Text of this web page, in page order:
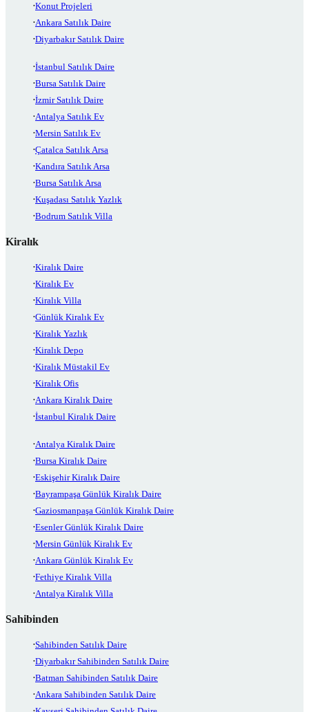
Konut Projeleri
Ankara Satılık Daire
Diyarbakır Satılık Daire
İstanbul Satılık Daire
Bursa Satılık Daire
İzmir Satılık Daire
Antalya Satılık Ev
Mersin Satılık Ev
Çatalca Satılık Arsa
Kandıra Satılık Arsa
Bursa Satılık Arsa
Kuşadası Satılık Yazlık
Bodrum Satılık Villa
Kiralık
Kiralık Daire
Kiralık Ev
Kiralık Villa
Günlük Kiralık Ev
Kiralık Yazlık
Kiralık Depo
Kiralık Müstakil Ev
Kiralık Ofis
Ankara Kiralık Daire
İstanbul Kiralık Daire
Antalya Kiralık Daire
Bursa Kiralık Daire
Eskişehir Kiralık Daire
Bayrampaşa Günlük Kiralık Daire
Gaziosmanpaşa Günlük Kiralık Daire
Esenler Günlük Kiralık Daire
Mersin Günlük Kiralık Ev
Ankara Günlük Kiralık Ev
Fethiye Kiralık Villa
Antalya Kiralık Villa
Sahibinden
Sahibinden Satılık Daire
Diyarbakır Sahibinden Satılık Daire
Batman Sahibinden Satılık Daire
Ankara Sahibinden Satılık Daire